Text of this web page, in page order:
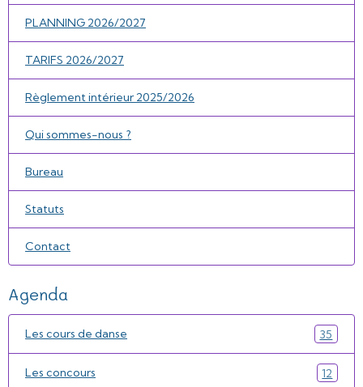
PLANNING 2026/2027
TARIFS 2026/2027
Règlement intérieur 2025/2026
Qui sommes-nous ?
Bureau
Statuts
Contact
Agenda
Les cours de danse 35
Les concours 12